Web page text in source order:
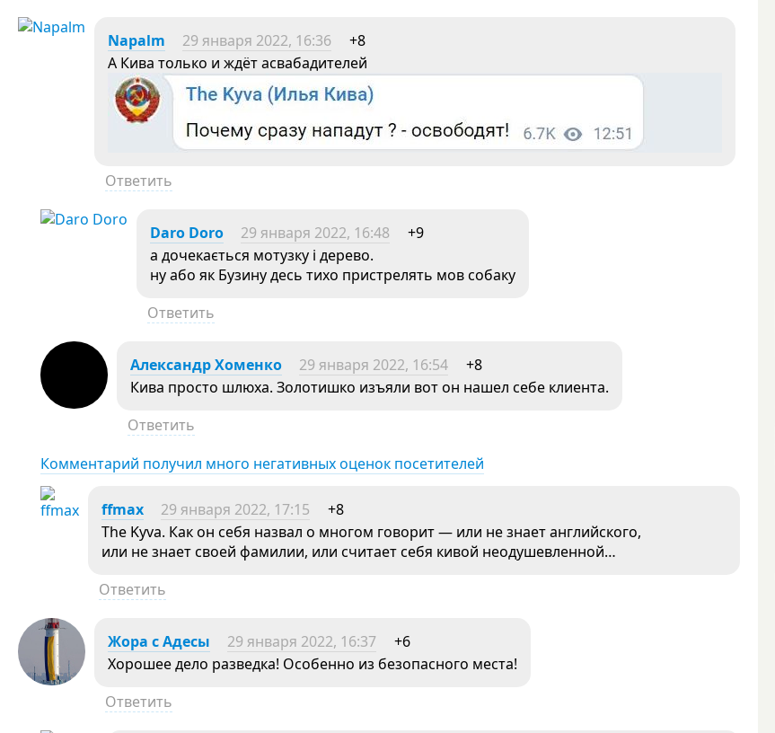
Napalm 29 января 2022, 16:36
+8
А Кива только и ждёт асвабадителей
Ответить
Daro Doro 29 января 2022, 16:48
+9
а дочекається мотузку і дерево.
ну або як Бузину десь тихо пристрелять мов собаку
Ответить
Александр Хоменко 29 января 2022, 16:54
+8
Кива просто шлюха. Золотишко изъяли вот он нашел себе клиента.
Ответить
Комментарий получил много негативных оценок посетителей
ffmax 29 января 2022, 17:15
+8
The Kyva. Как он себя назвал о многом говорит — или не знает английского,
или не знает своей фамилии, или считает себя кивой неодушевленной…
Ответить
Жора с Адесы 29 января 2022, 16:37
+6
Хорошее дело разведка! Особенно из безопасного места!
Ответить